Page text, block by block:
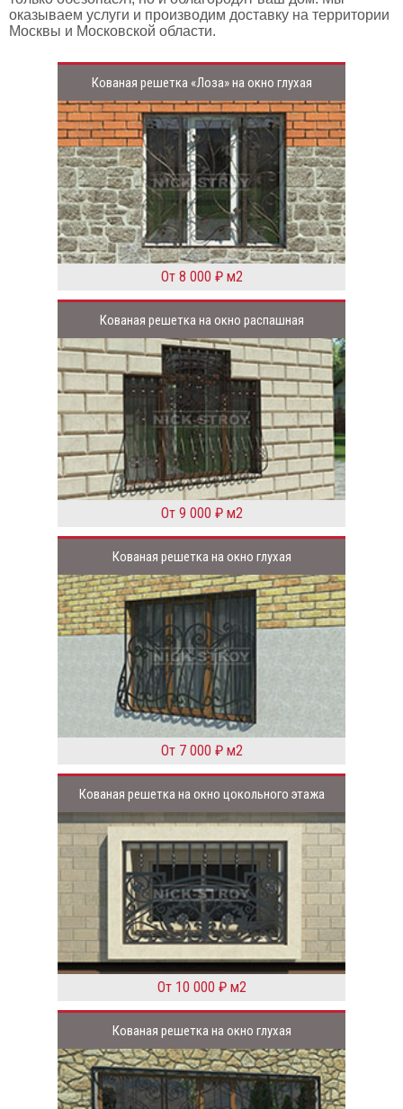
оказываем услуги и производим доставку на территории
Москвы и Московской области.
Кованая решетка «Лоза» на окно глухая
От 8 000 ₽ м2
Кованая решетка на окно распашная
От 9 000 ₽ м2
Кованая решетка на окно глухая
От 7 000 ₽ м2
Кованая решетка на окно цокольного этажа
От 10 000 ₽ м2
Кованая решетка на окно глухая